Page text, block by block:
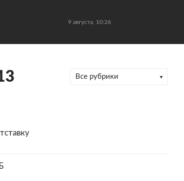
9 августа, 10:26
Все рубрики